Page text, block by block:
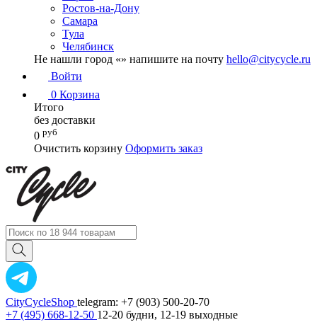
Ростов-на-Дону
Самара
Тула
Челябинск
Не нашли город «» напишите на почту hello@citycycle.ru
Войти
0 Корзина
Итого
без доставки
0 руб
Очистить корзину Оформить заказ
CityCycleShop telegram: +7 (903) 500-20-70
+7 (495) 668-12-50 12-20 будни, 12-19 выходные